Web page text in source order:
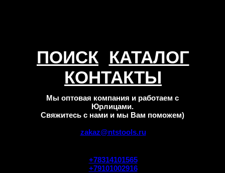
КОНТАКТЫ
ПОИСК
+78314101565
+79101002916
zakaz@ntstools.ru
КАТАЛОГ
Мы оптовая компания и работаем с
Юрлицами.
Свяжитесь с нами и мы Вам поможем)